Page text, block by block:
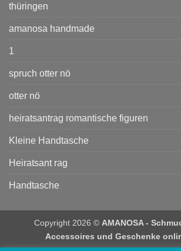
thüringen
amanosa handmade
1
spruch otter nö
otter nö
heiratsantrag romantische figuren
Kleine Handtasche
Heiratsant rag
Handtasche
Copyright 2026 © AMANOSA -
Accessoires und Geschenke